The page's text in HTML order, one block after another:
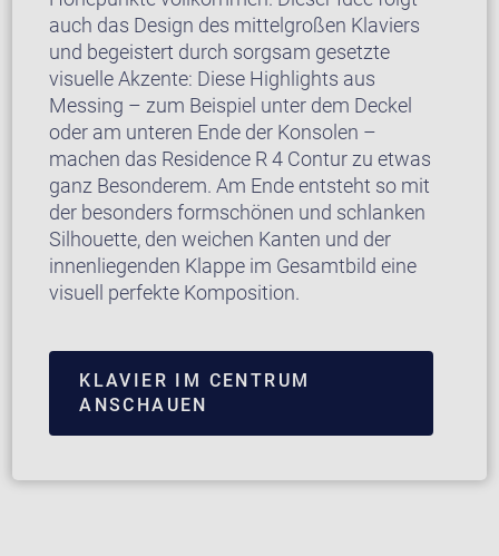
auch das Design des mittelgroßen Klaviers
und begeistert durch sorgsam gesetzte
visuelle Akzente: Diese Highlights aus
Messing – zum Beispiel unter dem Deckel
oder am unteren Ende der Konsolen –
machen das Residence R 4 Contur zu etwas
ganz Besonderem. Am Ende entsteht so mit
der besonders formschönen und schlanken
Silhouette, den weichen Kanten und der
innenliegenden Klappe im Gesamtbild eine
visuell perfekte Komposition.
KLAVIER IM CENTRUM
ANSCHAUEN